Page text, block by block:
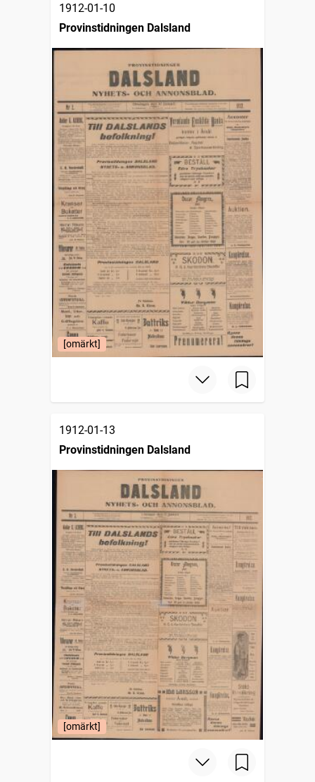
1912-01-10
Provinstidningen Dalsland
[omärkt]
1912-01-13
Provinstidningen Dalsland
[omärkt]